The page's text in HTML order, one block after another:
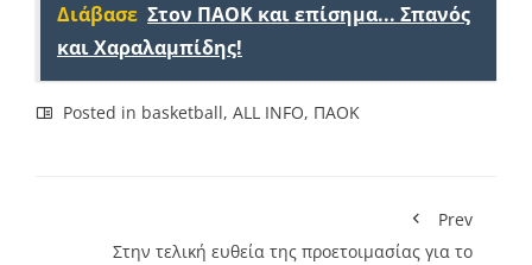
Διάβασε Στον ΠΑΟΚ και επίσημα... Σπανός
και Χαραλαμπίδης!
Posted in basketball, ALL INFO, ΠΑΟΚ
Prev
Στην τελική ευθεία της προετοιμασίας για το